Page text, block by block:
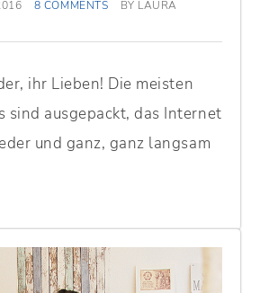
8 COMMENTS BY LAURA
ihr Lieben! Die meisten
sind ausgepackt, das Internet
und ganz, ganz langsam